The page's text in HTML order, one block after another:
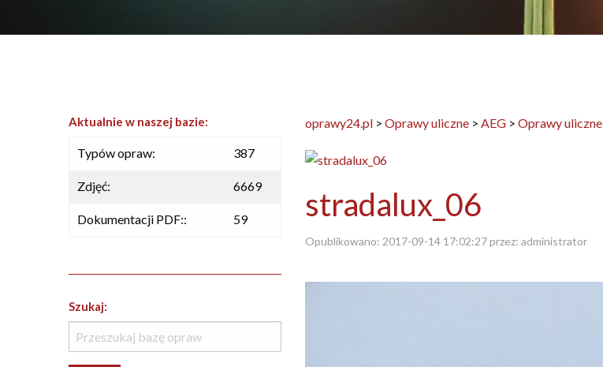
oprawy24.pl > Oprawy uliczne > AEG > Oprawy uliczne
stradalux_06
Opublikowano: 2017-09-14 17:02:27przez: administrator
Aktualnie w naszej bazie:
Typów opraw: 387
Zdjęć: 6669
Dokumentacji PDF:: 59
Szukaj: